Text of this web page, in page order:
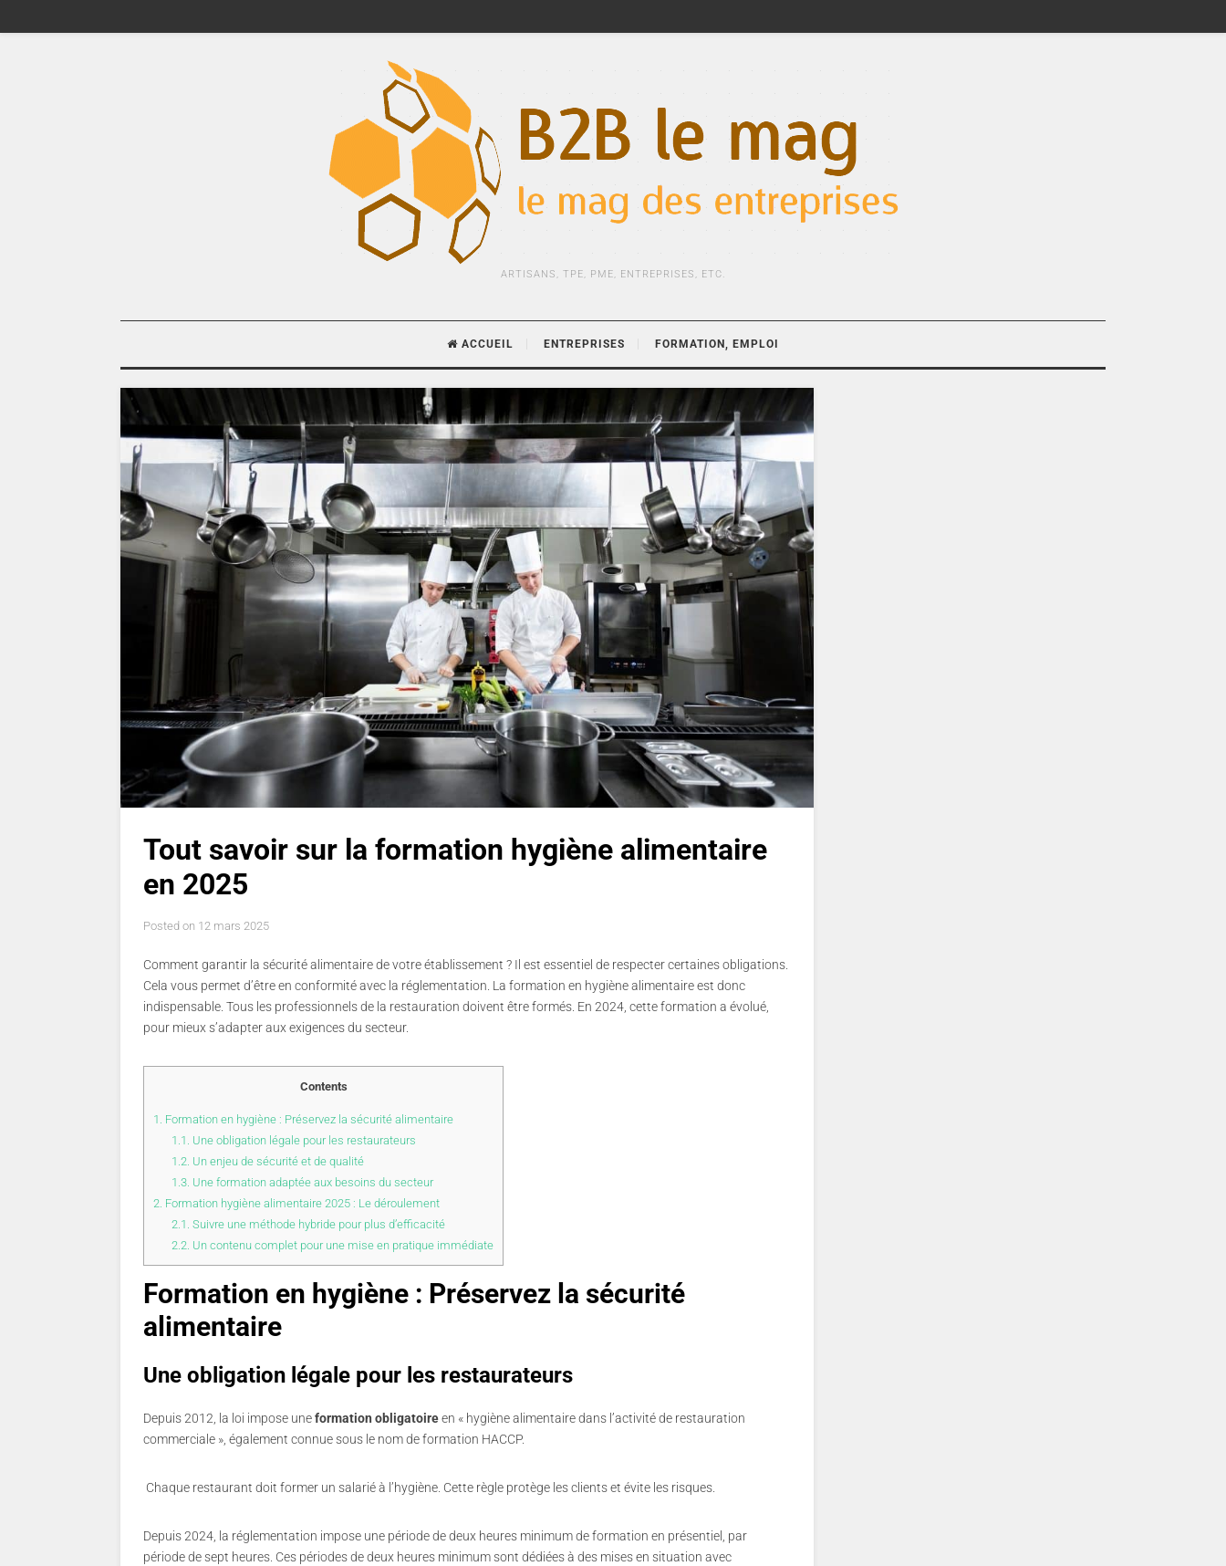
ARTISANS, TPE, PME, ENTREPRISES, ETC.
ACCUEIL ENTREPRISES FORMATION, EMPLOI
Tout savoir sur la formation hygiène alimentaire
en 2025
Posted on 12 mars 2025
Comment garantir la sécurité alimentaire de votre établissement ? Il est essentiel de respecter certaines obligations.
Cela vous permet d’être en conformité avec la réglementation. La formation en hygiène alimentaire est donc
indispensable. Tous les professionnels de la restauration doivent être formés. En 2024, cette formation a évolué,
pour mieux s’adapter aux exigences du secteur.
Contents
1. Formation en hygiène : Préservez la sécurité alimentaire
1.1. Une obligation légale pour les restaurateurs
1.2. Un enjeu de sécurité et de qualité
1.3. Une formation adaptée aux besoins du secteur
2. Formation hygiène alimentaire 2025 : Le déroulement
2.1. Suivre une méthode hybride pour plus d’efficacité
2.2. Un contenu complet pour une mise en pratique immédiate
Formation en hygiène : Préservez la sécurité
alimentaire
Une obligation légale pour les restaurateurs
Depuis 2012, la loi impose uneformation obligatoireen « hygiène alimentaire dans l’activité de restauration
commerciale », également connue sous le nom de formation HACCP.
Chaque restaurant doit former un salarié à l’hygiène. Cette règle protège les clients et évite les risques.
Depuis 2024, la réglementation impose une période de deux heures minimum de formation en présentiel, par
période de sept heures. Ces périodes de deux heures minimum sont dédiées à des mises en situation avec